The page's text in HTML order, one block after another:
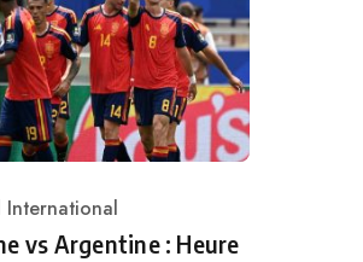
International
vs Argentine : Heure